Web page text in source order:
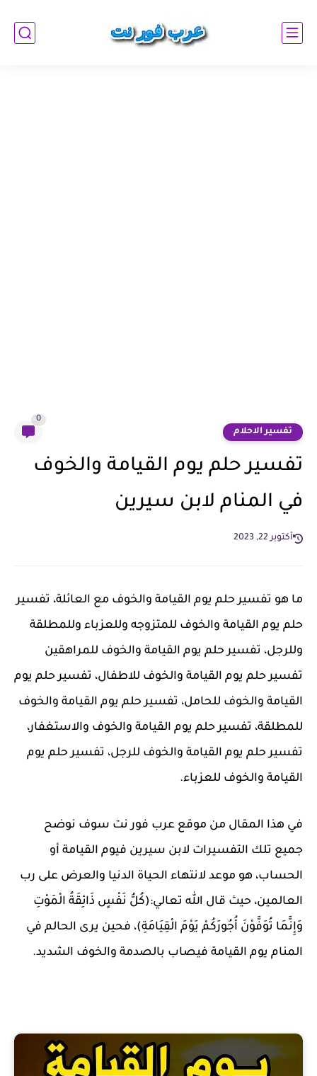
تفسير الاحلام
0
تفسير حلم يوم القيامة والخوف
في المنام لابن سيرين
أكتوبر 22, 2023
ما هو تفسير حلم يوم القيامة والخوف مع العائلة، تفسير
حلم يوم القيامة والخوف للمتزوجه وللعزباء وللمطلقة
وللرجل، تفسير حلم يوم القيامة والخوف للمراهقين
تفسير حلم يوم القيامة والخوف للاطفال، تفسير حلم يوم
القيامة والخوف للحامل، تفسير حلم يوم القيامة والخوف
للمطلقة، تفسير حلم يوم القيامة والخوف والاستغفار،
تفسير حلم يوم القيامة والخوف للرجل، تفسير حلم يوم
القيامة والخوف للعزباء.
في هذا المقال من موقع عرب فور نت سوف نوضح
جميع تلك التفسيرات لابن سيرين فيوم القيامة أو
الحساب، هو موعد لانتهاء الحياة الدنيا والعرض على رب
العالمين، حيث قال الله تعالي:(كُلُّ نَفْسٍ ذَائِقَةُ الْمَوْتِ
وَإِنَّمَا تُوَفَّوْنَ أُجُورَكُمْ يَوْمَ الْقِيَامَةِ)، فحين يرى الحالم في
المنام يوم القيامة فيصاب بالصدمة والخوف الشديد.